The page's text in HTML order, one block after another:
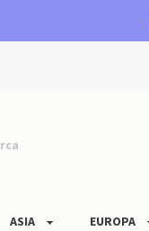
ASIA EUROPA